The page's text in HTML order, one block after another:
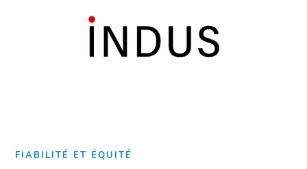
FIABILITÉ ET ÉQUITÉ